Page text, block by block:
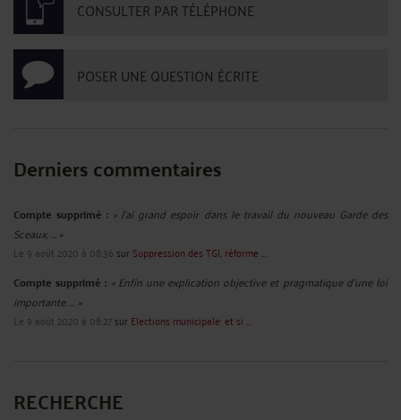
CONSULTER PAR TÉLÉPHONE
POSER UNE QUESTION ÉCRITE
Derniers commentaires
Compte supprimé : « J'ai grand espoir dans le travail du nouveau Garde des
Sceaux, ... »
Le 9 août 2020 à 08:36 sur Suppression des TGI, réforme ...
Compte supprimé : « Enfin une explication objective et pragmatique d'une loi
importante. ... »
Le 9 août 2020 à 08:27sur Elections municipale: et si ...
RECHERCHE